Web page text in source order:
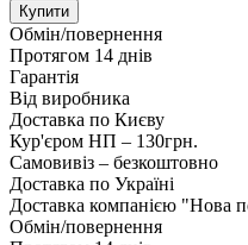
Купити
Обмін/повернення
Протягом 14 днів
Гарантія
Від виробника
Доставка по Києву
Кур'єром НП – 130грн.
Самовивіз – безкоштовно
Доставка по Україні
Доставка компанією "Нова
Обмін/повернення